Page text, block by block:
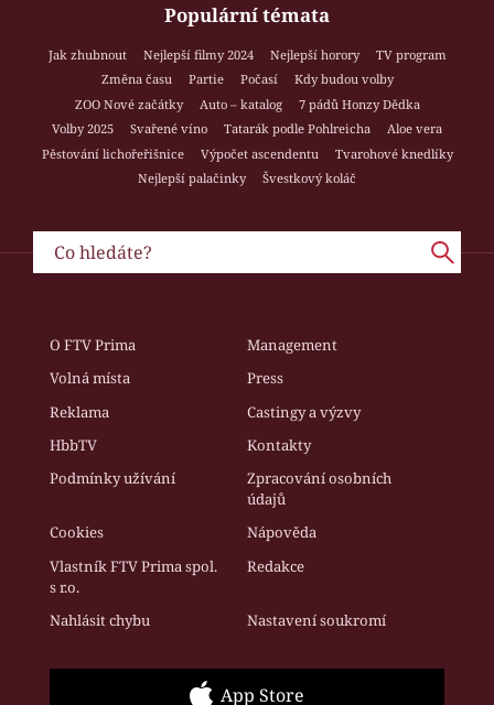
Populární témata
Jak zhubnout Nejlepší filmy 2024 Nejlepší horory
TV program
Změna času
Partie Počasí
Kdy budou volby
ZOO Nové začátky
Auto – katalog
7 pádů Honzy Dědka
Volby 2025
Svařené víno Tatarák podle Pohlreicha
Aloe vera
Pěstování lichořeřišnice
Výpočet ascendentu
Tvarohové knedlíky
Nejlepší palačinky
Švestkový koláč
O FTV Prima
Management
Volná místa
Press
Reklama
Castingy a výzvy
HbbTV
Kontakty
Podmínky užívání
Zpracování osobních
údajů
Cookies
Nápověda
Vlastník FTV Prima spol.
s r.o.
Redakce
Nahlásit chybu Nastavení soukromí
App Store